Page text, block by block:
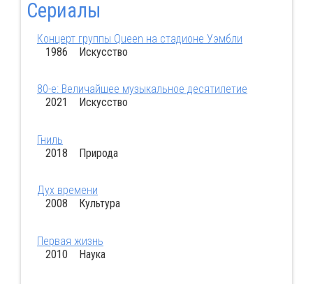
Сериалы
Концерт группы Queen на стадионе Уэмбли
1986 Искусство
80-е: Величайшее музыкальное десятилетие
2021 Искусство
Гниль
2018 Природа
Дух времени
2008 Культура
Первая жизнь
2010 Наука